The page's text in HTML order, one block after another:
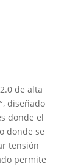
de alta
diseñado
donde el
donde se
tensión
permite